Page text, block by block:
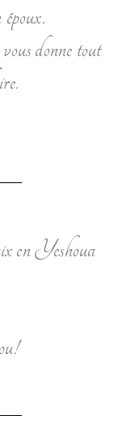
donne tout
en Yeshoua